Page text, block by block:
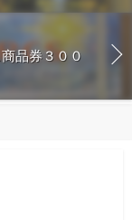
品券３００